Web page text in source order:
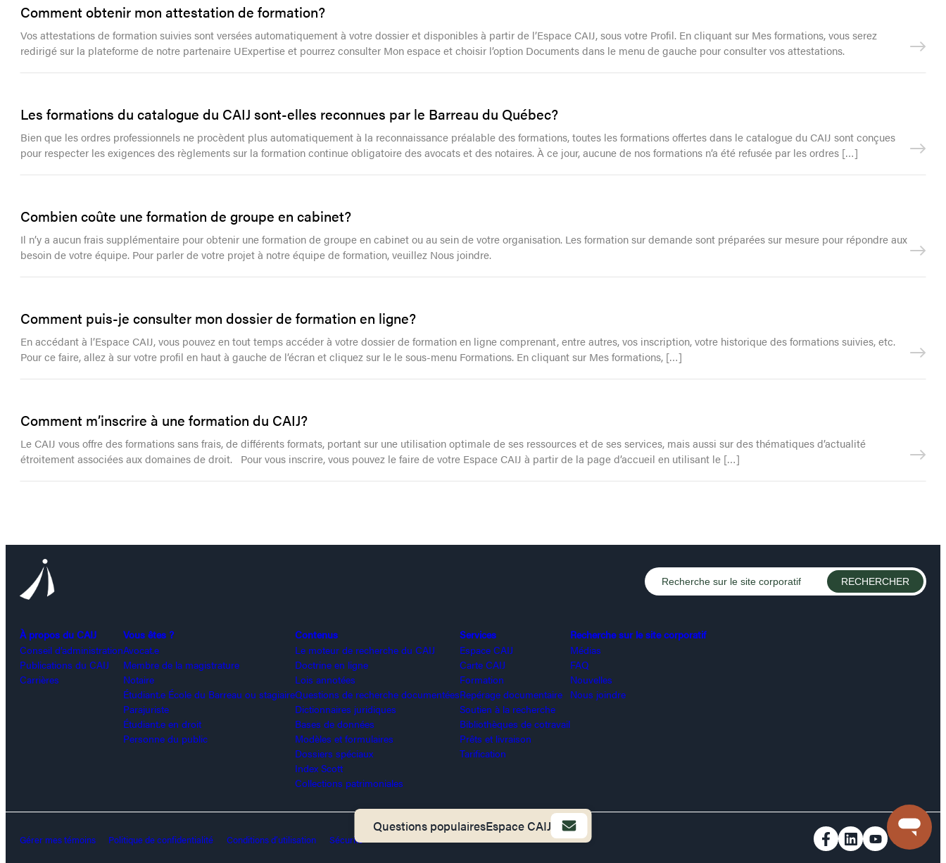
Questions populairesEspace CAIJ
Comment obtenir mon attestation de formation?
Vos attestations de formation suivies sont versées automatiquement à votre dossier et disponibles à partir de l’Espace CAIJ, sous votre Profil. En cliquant sur Mes formations, vous serez
redirigé sur la plateforme de notre partenaire UExpertise et pourrez consulter Mon espace et choisir l’option Documents dans le menu de gauche pour consulter vos attestations.
Les formations du catalogue du CAIJ sont-elles reconnues par le Barreau du Québec?
Bien que les ordres professionnels ne procèdent plus automatiquement à la reconnaissance préalable des formations, toutes les formations offertes dans le catalogue du CAIJ sont conçues
pour respecter les exigences des règlements sur la formation continue obligatoire des avocats et des notaires. À ce jour, aucune de nos formations n’a été refusée par les ordres […]
Combien coûte une formation de groupe en cabinet?
Il n’y a aucun frais supplémentaire pour obtenir une formation de groupe en cabinet ou au sein de votre organisation. Les formation sur demande sont préparées sur mesure pour répondre aux
besoin de votre équipe. Pour parler de votre projet à notre équipe de formation, veuillez Nous joindre.
Comment puis-je consulter mon dossier de formation en ligne?
En accédant à l’Espace CAIJ, vous pouvez en tout temps accéder à votre dossier de formation en ligne comprenant, entre autres, vos inscription, votre historique des formations suivies, etc.
Pour ce faire, allez à sur votre profil en haut à gauche de l’écran et cliquez sur le le sous-menu Formations. En cliquant sur Mes formations, […]
Comment m’inscrire à une formation du CAIJ?
Le CAIJ vous offre des formations sans frais, de différents formats, portant sur une utilisation optimale de ses ressources et de ses services, mais aussi sur des thématiques d’actualité
étroitement associées aux domaines de droit. Pour vous inscrire, vous pouvez le faire de votre Espace CAIJ à partir de la page d’accueil en utilisant le […]
À propos du CAIJ
Conseil d’administration
Publications du CAIJ
Carrières
Vous êtes ?
Avocat.e
Membre de la magistrature
Notaire
Étudiant.e École du Barreau ou stagiaire
Parajuriste
Étudiant.e en droit
Personne du public
Contenus
Le moteur de recherche du CAIJ
Doctrine en ligne
Lois annotées
Questions de recherche documentées
Dictionnaires juridiques
Bases de données
Modèles et formulaires
Dossiers spéciaux
Index Scott
Collections patrimoniales
Services
Espace CAIJ
Carte CAIJ
Formation
Repérage documentaire
Soutien à la recherche
Bibliothèques de cotravail
Prêts et livraison
Tarification
Recherche sur le site corporatif
Médias
FAQ
Nouvelles
Nous joindre
Gérer mes témoins Politique de confidentialité Conditions d’utilisation Sécurité